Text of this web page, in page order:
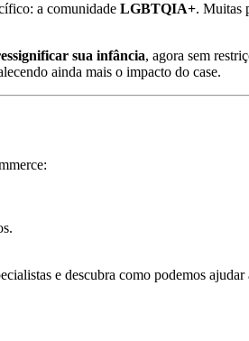
a comunidade LGBTQIA+. Muitas
sua infância, agora sem
ainda mais o impacto do case.
e descubra como podemos